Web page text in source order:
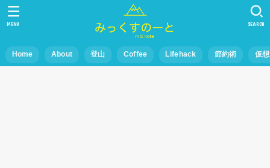
Home About 登山 Coffee Lifehack 節約術 仮
SEARCH
MENU